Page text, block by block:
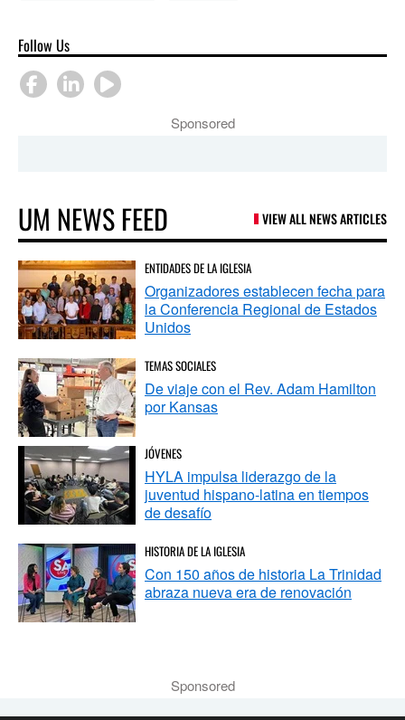
Follow Us
Sponsored
UM NEWS FEED VIEW ALL NEWS ARTICLES
ENTIDADES DE LA IGLESIA
Organizadores establecen fecha para
la Conferencia Regional de Estados
Unidos
TEMAS SOCIALES
De viaje con el Rev. Adam Hamilton
por Kansas
JÓVENES
HYLA impulsa liderazgo de la
juventud hispano-latina en tiempos
de desafío
HISTORIA DE LA IGLESIA
Con 150 años de historia La Trinidad
abraza nueva era de renovación
Sponsored